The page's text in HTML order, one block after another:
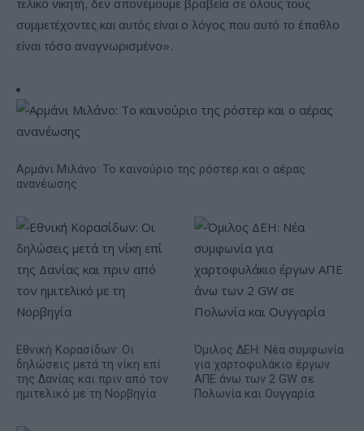
τελικό νικητή, δεν απονέμουμε βραβεία σε όλους τους
συμμετέχοντες και αυτός είναι ο λόγος που αυτό το έπαθλο
είναι τόσο αναγνωρισμένο».
Αρμάνι Μιλάνο: Το καινούριο της ρόστερ και ο αέρας
ανανέωσης
Εθνική Κορασίδων: Οι
δηλώσεις μετά τη νίκη επί
της Δανίας και πριν από τον
ημιτελικό με τη Νορβηγία
Όμιλος ΔΕΗ: Νέα συμφωνία
για χαρτοφυλάκιο έργων
ΑΠΕ άνω των 2 GW σε
Πολωνία και Ουγγαρία